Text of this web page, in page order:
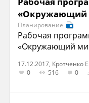
«Окружающий
Планирование
Рабочая
«Окружающий
17.12.2017, Кротченко
0
516 0